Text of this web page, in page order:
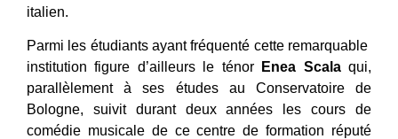
italien.
Parmi les étudiants ayant fréquenté cette remarquable
institution figure d’ailleurs le ténor
Enea Scalaqui,
parallèlement à ses études au Conservatoire de
Bologne, suivit durant deux années les cours de
comédie musicale de ce centre de formation réputé